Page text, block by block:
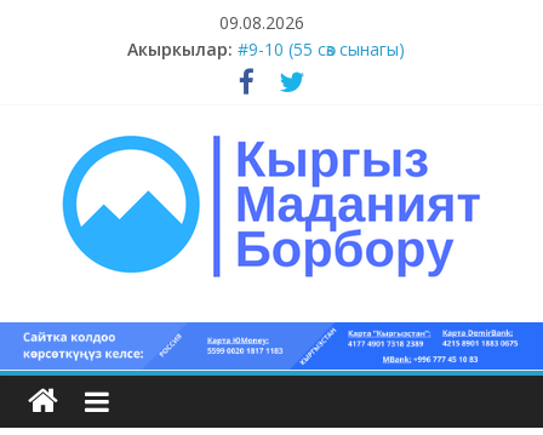
09.08.2026
Акыркылар: #9-10 (55 сөз сынагы)
#5-8 (55 сөз сынагы)
#1-4 (55 сөз сынагы)
#11-12 (55 сөз сынагы)
Кыргыз
маданият